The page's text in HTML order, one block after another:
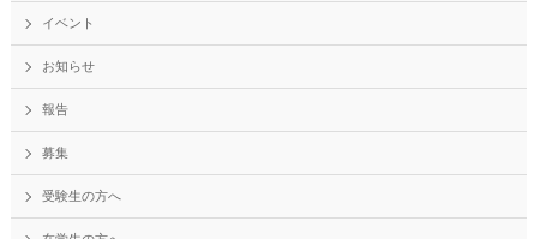
イベント
お知らせ
報告
募集
受験生の方へ